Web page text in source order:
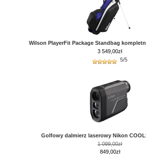
Wilson PlayerFit Package Standbag
3 549,00zł
5/5
Golfowy dalmierz laserowy Nikon
1 099,00zł
849,00zł